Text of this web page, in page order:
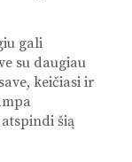
gali
su daugiau
keičiasi ir
šią